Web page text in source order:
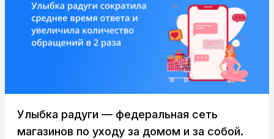
Улыбка радуги — федеральная сеть
магазинов по уходу за домом и за собой.